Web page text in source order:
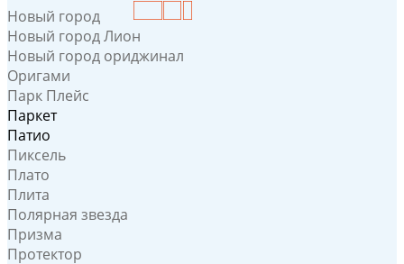
Новый город
Новый город Лион
Новый город ориджинал
Оригами
Парк Плейс
Паркет
Патио
Пиксель
Плато
Плита
Полярная звезда
Призма
Протектор